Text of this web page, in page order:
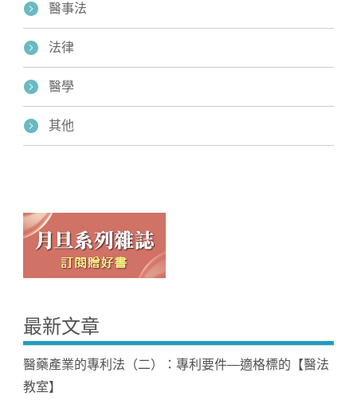
醫事法
法律
醫學
其他
最新文章
醫藥產業的專利法（二）：專利要件—適格標的【醫法
教室】